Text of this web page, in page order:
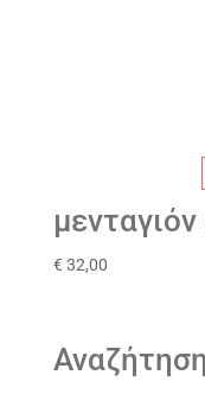
€ 32,00
Αναζήτηση